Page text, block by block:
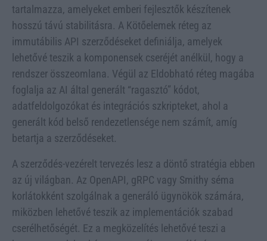
tartalmazza, amelyeket emberi fejlesztők készítenek
hosszú távú stabilitásra. A Kötőelemek réteg az
immutábilis API szerződéseket definiálja, amelyek
lehetővé teszik a komponensek cseréjét anélkül, hogy a
rendszer összeomlana. Végül az Eldobható réteg magába
foglalja az AI által generált “ragasztó” kódot,
adatfeldolgozókat és integrációs szkripteket, ahol a
generált kód belső rendezetlensége nem számít, amíg
betartja a szerződéseket.
A szerződés-vezérelt tervezés lesz a döntő stratégia ebben
az új világban. Az OpenAPI, gRPC vagy Smithy séma
korlátokként szolgálnak a generáló ügynökök számára,
miközben lehetővé teszik az implementációk szabad
cserélhetőségét. Ez a megközelítés lehetővé teszi a